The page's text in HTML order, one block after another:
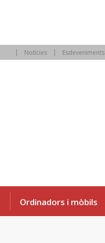
Notícies Esdeveniments
Ordinadors i mòbils